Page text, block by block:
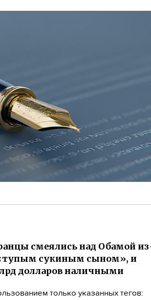
смеялись над Обамой
«тупым сукиным сыном», и
долларов наличными
только указанных тегов: